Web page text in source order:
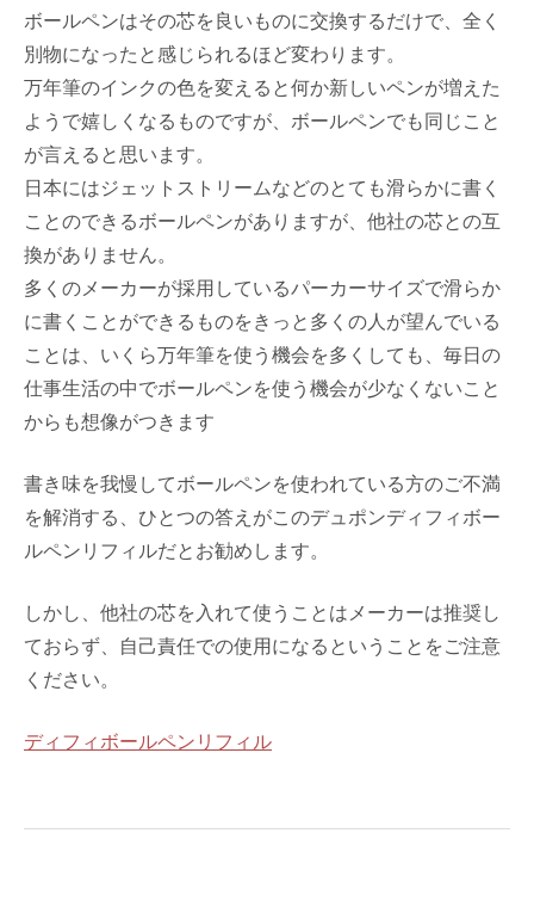
ボールペンはその芯を良いものに交換するだけで、全く
別物になったと感じられるほど変わります。
万年筆のインクの色を変えると何か新しいペンが増えた
ようで嬉しくなるものですが、ボールペンでも同じこと
が言えると思います。
日本にはジェットストリームなどのとても滑らかに書く
ことのできるボールペンがありますが、他社の芯との互
換がありません。
多くのメーカーが採用しているパーカーサイズで滑らか
に書くことができるものをきっと多くの人が望んでいる
ことは、いくら万年筆を使う機会を多くしても、毎日の
仕事生活の中でボールペンを使う機会が少なくないこと
からも想像がつきます
書き味を我慢してボールペンを使われている方のご不満
を解消する、ひとつの答えがこのデュポンディフィボー
ルペンリフィルだとお勧めします。
しかし、他社の芯を入れて使うことはメーカーは推奨し
ておらず、自己責任での使用になるということをご注意
ください。
ディフィボールペンリフィル